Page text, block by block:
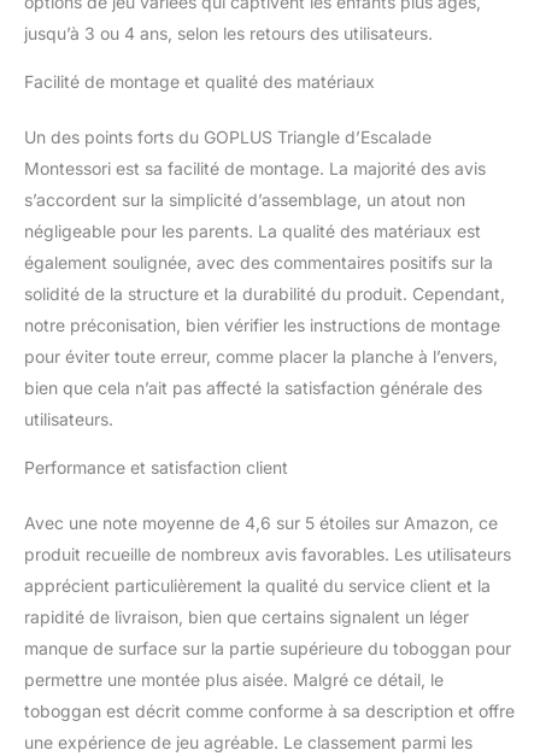
sans bavures évitent de
des enfants. Endroit
d'escalade est non
seulement un terrain de
jeu personnel pour les
enfants, mais aussi
l'endroit idéal pour que
votre enfant fasse de
l'exercice. Il aide les
enfants à améliorer leur
muscle, à exercer leur
coordination main-œil, à
renforcer leur condition
grimpeur triangulaire
encombrement et peut
être utilisé dans
n'importe quel espace
intérieur. Vous pouvez
non seulement le placer
dans la chambre ou le
salon,laissant votre
enfant profiter de
l’escalade et de la glisse.
jusqu’à 3 ou 4 ans, selon les retours des utilisateurs.
Facilité de montage et qualité des matériaux
Un des points forts du GOPLUS Triangle d’Escalade
Montessori est sa facilité de montage. La majorité des avis
s’accordent sur la simplicité d’assemblage, un atout non
négligeable pour les parents. La qualité des matériaux est
également soulignée, avec des commentaires positifs sur la
solidité de la structure et la durabilité du produit. Cependant,
notre préconisation, bien vérifier les instructions de montage
pour éviter toute erreur, comme placer la planche à l’envers,
bien que cela n’ait pas affecté la satisfaction générale des
utilisateurs.
Performance et satisfaction client
Avec une note moyenne de 4,6 sur 5 étoiles sur Amazon, ce
produit recueille de nombreux avis favorables. Les utilisateurs
apprécient particulièrement la qualité du service client et la
rapidité de livraison, bien que certains signalent un léger
manque de surface sur la partie supérieure du toboggan pour
permettre une montée plus aisée. Malgré ce détail, le
toboggan est décrit comme conforme à sa description et offre
une expérience de jeu agréable. Le classement parmi les